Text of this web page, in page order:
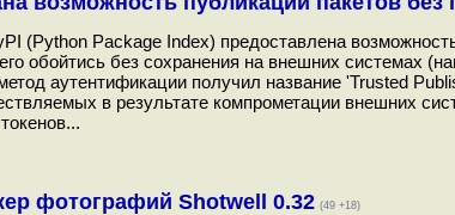
(Python Package Index) предоставлена
обойтись без сохранения на внешних системах
аутентификации получил название 'Trusted
в результате компрометации внешних
фотографий Shotwell 0.32 (49 +18)